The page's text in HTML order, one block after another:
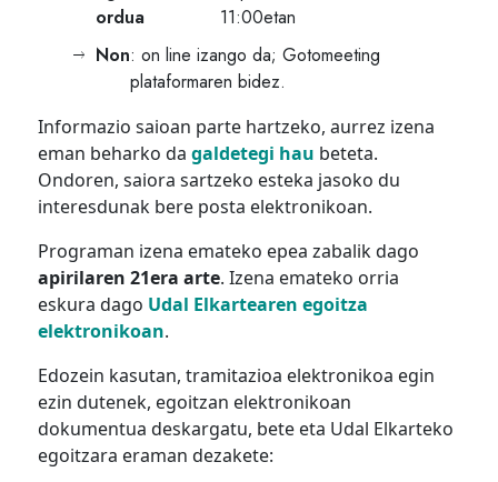
ordua
11:00etan
Non: on line izango da; Gotomeeting
plataformaren bidez.
Informazio saioan parte hartzeko, aurrez izena
eman beharko dagaldetegi hau beteta.
Ondoren, saiora sartzeko esteka jasoko du
interesdunak bere posta elektronikoan.
Programan izena emateko epea zabalik dago
apirilaren 21era arte. Izena emateko orria
eskura dago Udal Elkartearen egoitza
elektronikoan.
Edozein kasutan, tramitazioa elektronikoa egin
ezin dutenek, egoitzan elektronikoan
dokumentua deskargatu, bete eta Udal Elkarteko
egoitzara eraman dezakete: